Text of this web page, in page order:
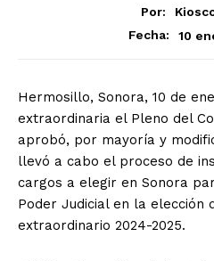
Por:
Fecha:
10
Hermosillo, Sonora, 10 de
extraordinaria el Pleno del
aprobó, por mayoría y
llevó a cabo el proceso de
cargos a elegir en Sonora
Poder Judicial en la elección
extraordinario 2024-2025.